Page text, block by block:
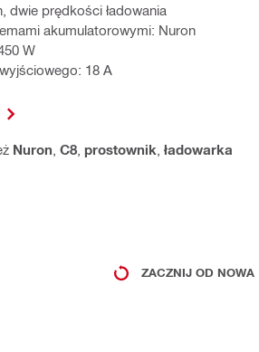
dwie prędkości ładowania
akumulatorowymi: Nuron
W
18 A
Nuron C8 prostownik ładowarka
ZACZNIJ OD NOWA